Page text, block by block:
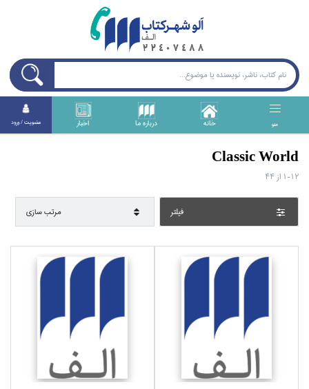
منو خانه درباره ما اخبار عضويت / ورود
Classic World
1-12 از44
فيلتر مرتب سازي